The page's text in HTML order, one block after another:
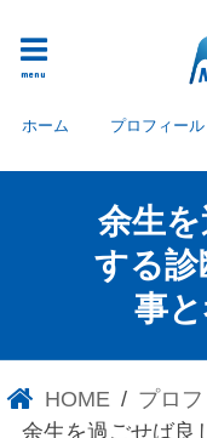
menu
ホーム プロフィール
余生
する診
事
HOME
プロ
余生を過ごせば良